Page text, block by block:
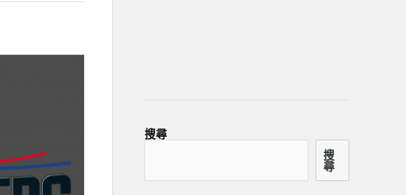
搜尋
搜
尋